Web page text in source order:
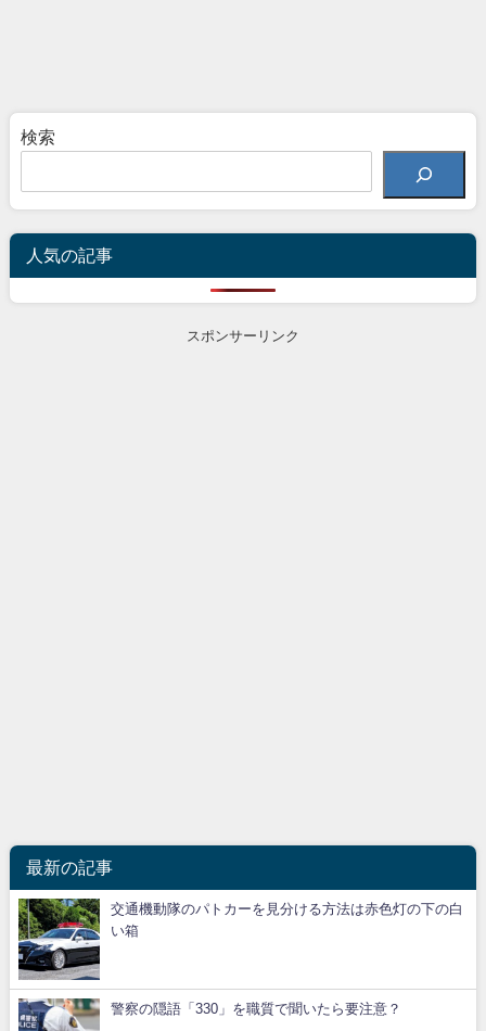
検索
人気の記事
スポンサーリンク
最新の記事
交通機動隊のパトカーを見分ける方法は赤色灯の下の白
い箱
警察の隠語「330」を職質で聞いたら要注意？